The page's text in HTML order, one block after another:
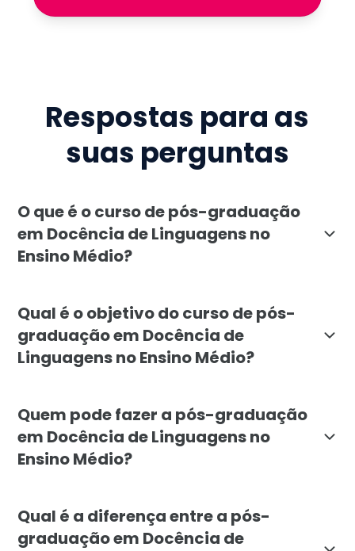
Respostas para as
suas perguntas
O que é o curso de pós-graduação
em Docência de Linguagens no
Ensino Médio?
Qual é o objetivo do curso de pós-
graduação em Docência de
Linguagens no Ensino Médio?
Quem pode fazer a pós-graduação
em Docência de Linguagens no
Ensino Médio?
Qual é a diferença entre a pós-
graduação em Docência de